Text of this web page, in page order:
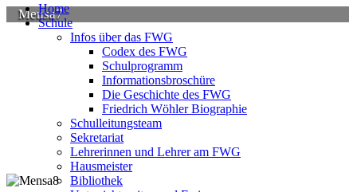
Mensa7
Home
Schule
Infos über das FWG
Codex des FWG
Schulprogramm
Informationsbroschüre
Die Geschichte des FWG
Friedrich Wöhler Biographie
Schulleitungsteam
Sekretariat
Lehrerinnen und Lehrer am FWG
Hausmeister
Bibliothek